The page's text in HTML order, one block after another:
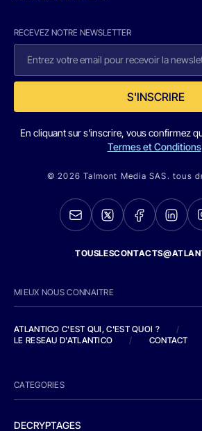
RECEVEZ NOTRE NEWSLETTER
S'INSCRIRE
En cliquant sur s'inscrire, vous confirmez
Termes et Conditions
© 2026 Talmont Media SAS. tous
MIEUX NOUS CONNAITRE
ATLANTICO C'EST QUI, C'EST QUOI ?
/
LE RESEAU D'ATLANTICO
/ CONTACT
CATEGORIES
DECRYPTAGES